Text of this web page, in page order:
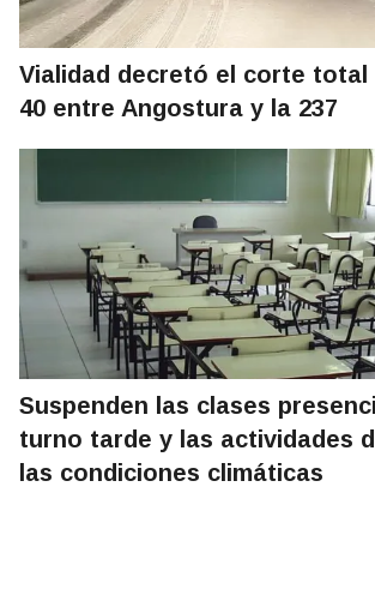
Vialidad decretó el corte total
40 entre Angostura y la 237
Suspenden las clases
turno tarde y las actividades
las condiciones climáticas